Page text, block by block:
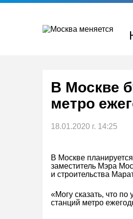
Перейти
В Москве
метро
18.01.2020 г. 14:25
В Москве
заместитель Мэра
и строительства
«Могу сказать, что
станций метро